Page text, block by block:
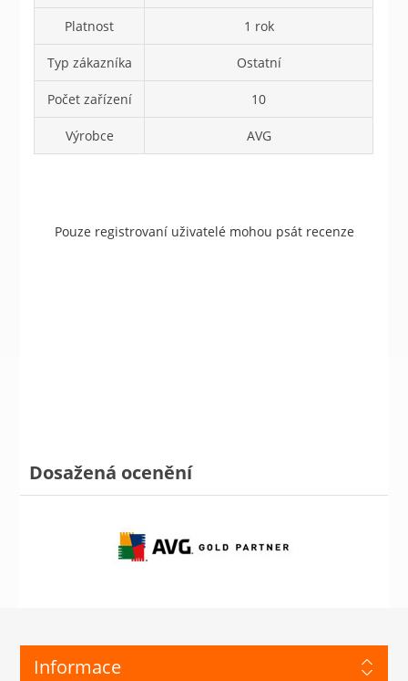
Platnost 1 rok
Typ zákazníka Ostatní
Počet zařízení 10
Výrobce AVG
Pouze registrovaní uživatelé mohou psát recenze
Dosažená ocenění
Informace